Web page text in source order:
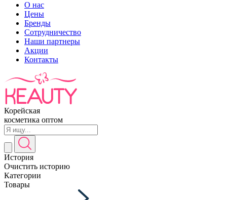
О нас
Цены
Бренды
Сотрудничество
Наши партнеры
Акции
Контакты
Корейская
косметика оптом
История
Очистить историю
Категории
Товары